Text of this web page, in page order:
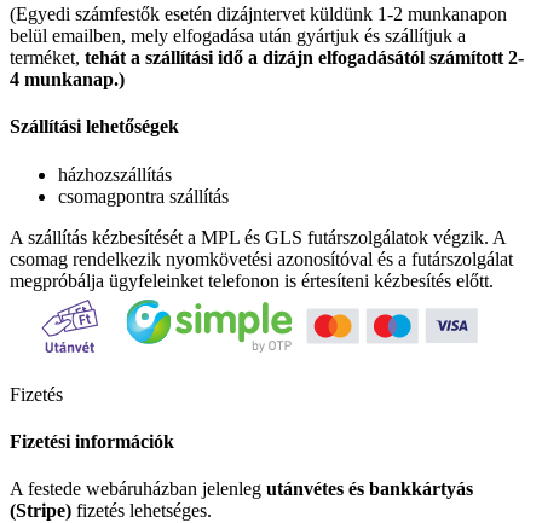
(Egyedi számfestők esetén dizájntervet küldünk 1-2 munkanapon
belül emailben, mely elfogadása után gyártjuk és szállítjuk a
terméket, tehát a szállítási idő a dizájn elfogadásától számított 2-
4 munkanap.)
Szállítási lehetőségek
házhozszállítás
csomagpontra szállítás
A szállítás kézbesítését a MPL és GLS futárszolgálatok végzik. A
csomag rendelkezik nyomkövetési azonosítóval és a futárszolgálat
megpróbálja ügyfeleinket telefonon is értesíteni kézbesítés előtt.
Fizetés
Fizetési információk
A festede webáruházban jelenleg utánvétes és bankkártyás
(Stripe) fizetés lehetséges.